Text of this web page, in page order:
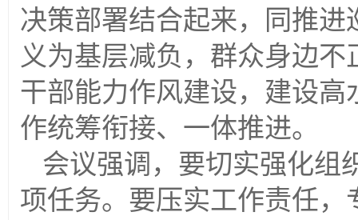
决策部署结合起来，同推
义为基层减负，群众身边
干部能力作风建设，建设
作统筹衔接、一体推进。
会议强调，要切实强化组
项任务。要压实工作责任